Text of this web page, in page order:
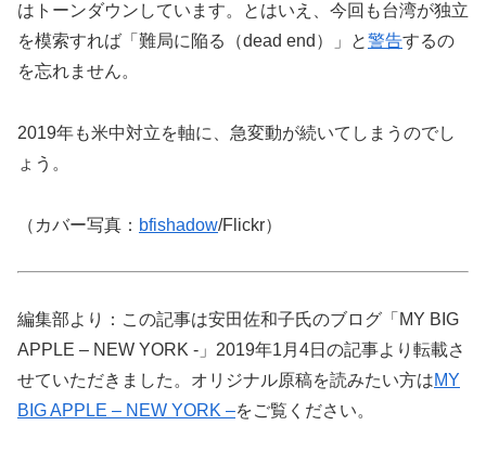
はトーンダウンしています。とはいえ、今回も台湾が独立
を模索すれば「難局に陥る（dead end）」と警告するの
を忘れません。
2019年も米中対立を軸に、急変動が続いてしまうのでし
ょう。
（カバー写真： bfishadow/Flickr）
編集部より：この記事は安田佐和子氏のブログ「MY BIG
APPLE – NEW YORK -」2019年1月4日の記事より転載さ
せていただきました。オリジナル原稿を読みたい方はMY
BIG APPLE – NEW YORK –をご覧ください。